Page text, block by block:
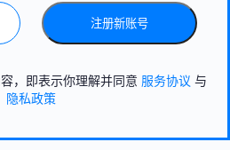
注册新账号
，即表示你理解并同意 服务协议 与
隐私政策